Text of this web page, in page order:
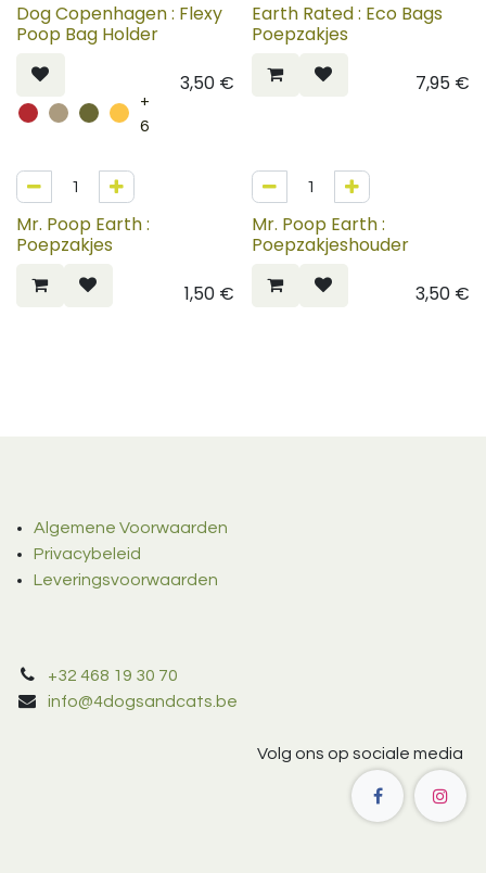
Dog Copenhagen : Flexy
Poop Bag Holder
3,50€
+
6
Earth Rated : Eco Bags
Poepzakjes
7,95€
Mr. Poop Earth :
Poepzakjes
1,50€
Mr. Poop Earth :
Poepzakjeshouder
3,50€
Algemene Voorwaarden
Privacybeleid
Leveringsvoorwaarden
+32 468 19 30 70
info@4dogsandcats.be
Volg ons op sociale media